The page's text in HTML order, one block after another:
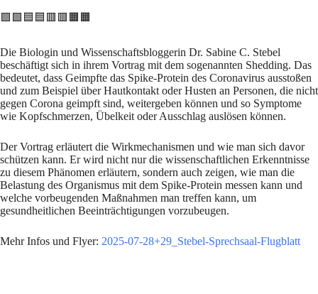
🟩🟩🟦🟦🟥🟥🟧🟧
Die Biologin und Wissenschaftsbloggerin Dr. Sabine C. Stebel
beschäftigt sich in ihrem Vortrag mit dem sogenannten Shedding. Das
bedeutet, dass Geimpfte das Spike-Protein des Coronavirus ausstoßen
und zum Beispiel über Hautkontakt oder Husten an Personen, die nicht
gegen Corona geimpft sind, weitergeben können und so Symptome
wie Kopfschmerzen, Übelkeit oder Ausschlag auslösen können.
Der Vortrag erläutert die Wirkmechanismen und wie man sich davor
schützen kann. Er wird nicht nur die wissenschaftlichen Erkenntnisse
zu diesem Phänomen erläutern, sondern auch zeigen, wie man die
Belastung des Organismus mit dem Spike-Protein messen kann und
welche vorbeugenden Maßnahmen man treffen kann, um
gesundheitlichen Beeinträchtigungen vorzubeugen.
Mehr Infos und Flyer: 2025-07-28+29_Stebel-Sprechsaal-Flugblatt